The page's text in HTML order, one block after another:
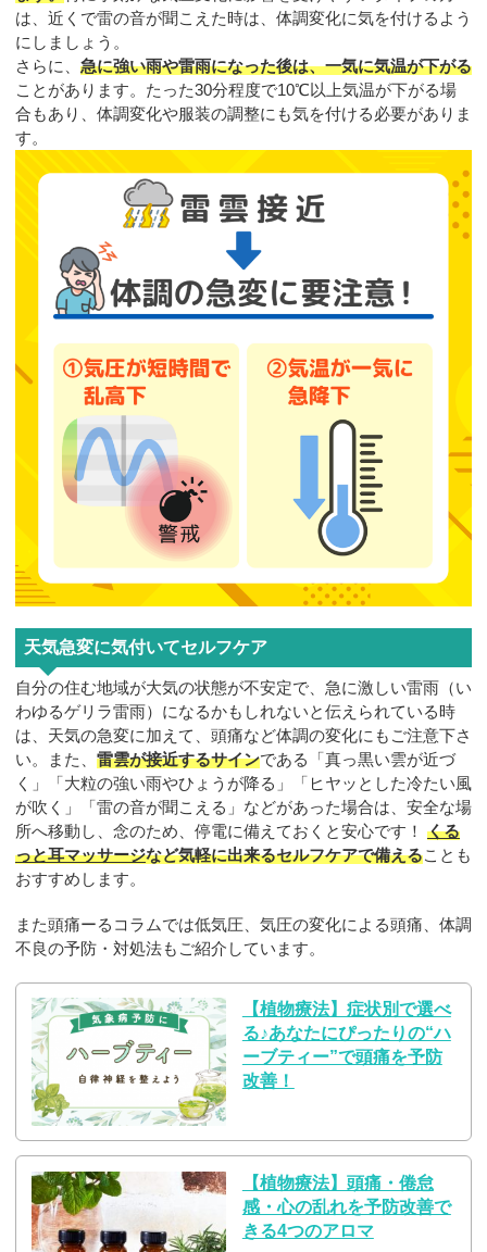
は、近くで雷の音が聞こえた時は、体調変化に気を付けるよう
にしましょう。
さらに、 急に強い雨や雷雨になった後は、一気に気温が下がる
ことがあります。たった30分程度で10℃以上気温が下がる場
合もあり、体調変化や服装の調整にも気を付ける必要がありま
す。
天気急変に気付いてセルフケア
自分の住む地域が大気の状態が不安定で、急に激しい雷雨（い
わゆるゲリラ雷雨）になるかもしれないと伝えられている時
は、天気の急変に加えて、頭痛など体調の変化にもご注意下さ
い。また、 雷雲が接近するサインである「真っ黒い雲が近づ
く」「大粒の強い雨やひょうが降る」「ヒヤッとした冷たい風
が吹く」「雷の音が聞こえる」などがあった場合は、安全な場
所へ移動し、念のため、停電に備えておくと安心です！ くる
っと耳マッサージなど気軽に出来るセルフケアで備えることも
おすすめします。
また頭痛ーるコラムでは低気圧、気圧の変化による頭痛、体調
不良の予防・対処法もご紹介しています。
【植物療法】症状別で選べ
る♪あなたにぴったりの“ハ
ーブティー”で頭痛を予防
改善！
【植物療法】頭痛・倦怠
感・心の乱れを予防改善で
きる4つのアロマ